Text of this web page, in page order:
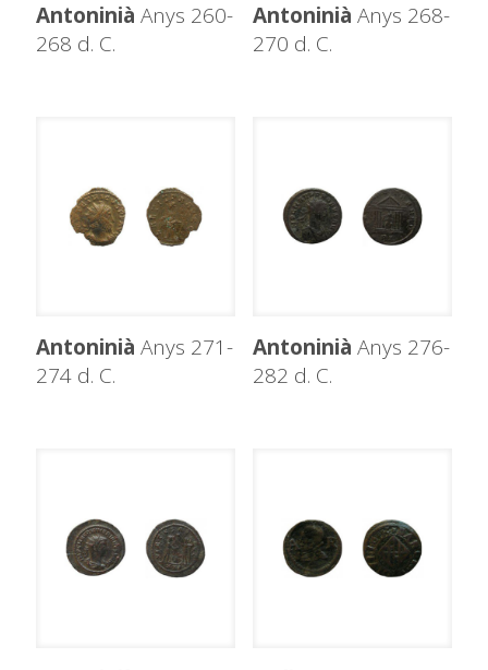
Antoninià Anys 260-
268 d. C.
Antoninià Anys 268-
270 d. C.
Antoninià Anys 271-
274 d. C.
Antoninià Anys 276-
282 d. C.